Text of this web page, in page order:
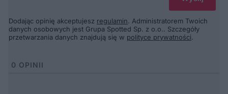
Dodając opinię akceptujesz regulamin. Administratorem Twoich
danych osobowych jest Grupa Spotted Sp. z o.o.. Szczegóły
przetwarzania danych znajdują się w polityce prywatności.
0 OPINII